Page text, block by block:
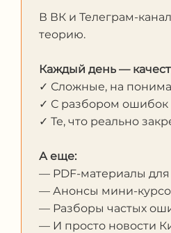
В ВК и Телеграм-
теорию.
Каждый день —
✓ Сложные, на
✓ С разбором ошибок
✓ Те, что реально
А еще:
— PDF-материалы для
— Анонсы мини-
— Разборы частых
— И просто новости